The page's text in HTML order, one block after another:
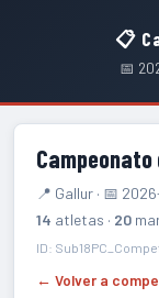
📋
📅
Campeonato
📍 Gallur · 📅
14 atletas · 20
ID:
← Volver a